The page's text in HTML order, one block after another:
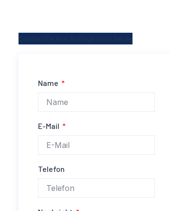
Senden Sie Ihre Anfrage noch heute
Name
E-Mail
Telefon